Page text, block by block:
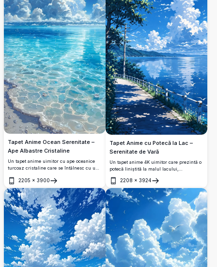
Tapet Anime Ocean Serenitate –
Ape Albastre Cristaline
Un tapet anime uimitor cu ape oceanice
turcoaz cristaline care se întâlnesc cu un
albi dramatici. Perfect pentru fundaluri de
desktop și mobil în rezoluție 4K uluitoare.
2205 × 3900
Deschide
Tapet Anime cu Potecă la Lac –
Serenitate de Vară
Un tapet anime 4K uimitor care prezintă o
potecă liniștită la malul lacului,
balustrade albe, pescăruși care zboară și
nori cumulus care se reflectă în apa
albastră calmă.
2208 × 3924
Deschide